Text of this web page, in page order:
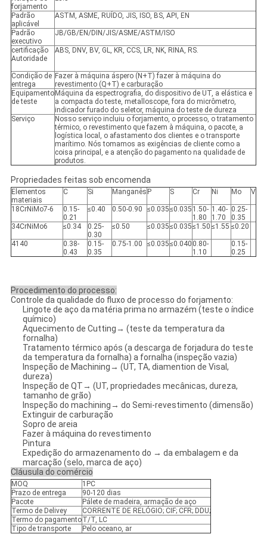
forjamento
Padrão
aplicável
ASTM, ASME, RUÍDO, JIS, ISO, BS, API, EN
Padrão
executivo
JB/GB/EN/DIN/JIS/ASME/ASTM/ISO
certificação
Autoridade
ABS, DNV, BV, GL, KR, CCS, LR, NK, RINA, RS.
Condição de
entrega
Fazer à máquina áspero (N+T) fazer à máquina do
revestimento (Q+T) e carburação
Equipamento
de teste
Máquina da espectrografia, do dispositivo de UT, a elástica e
a compacta do teste, metalloscope, fora do micrômetro,
indicador furado do seletor, máquina do teste de dureza
Serviço
Nosso serviço incluiu o forjamento, o processo, o tratamento
térmico, o revestimento que fazem à máquina, o pacote, a
logística local, o afastamento dos clientes e o transporte
marítimo. Nós tomamos as exigências de cliente como a
coisa principal, e a atenção do pagamento na qualidade de
produtos.
Propriedades feitas sob encomenda
Elementos
materiais
C Si Manganês P S Cr Ni Mo V
18CrNiMo7-6
0.15-
0.21
≤0.40 0.50-0.90 ≤0.035≤0.035 1.50-
1.80
1.40-
1.70
0.25-
0.35
34CrNiMo6
≤0.34
0.25-
0.30
≤0.50 ≤0.035≤0.035≤1.50 ≤1.55 ≤0.20
4140
0.38-
0.43
0.15-
0.35
0.75-1.00 ≤0.035≤0.040 0.80-
1.10
0.15-
0.25
Procedimento do processo:
Controle da qualidade do fluxo de processo do forjamento:
Lingote de aço da matéria prima no armazém (teste o índice
químico)
Aquecimento de Cutting→ (teste da temperatura da
fornalha)
Tratamento térmico após (a descarga de forjadura do teste
da temperatura da fornalha) a fornalha (inspeção vazia)
Inspeção de Machining→ (UT, TA, diamention de Visal,
dureza)
Inspeção de QT→ (UT, propriedades mecânicas, dureza,
tamanho de grão)
Inspeção do machining→ do Semi-revestimento (dimensão)
Extinguir de carburação
Sopro de areia
Fazer à máquina do revestimento
Pintura
Expedição do armazenamento do → da embalagem e da
marcação (selo, marca de aço)
Cláusula do comércio
MOQ
1PC
Prazo de entrega
90-120 dias
Pacote
Pálete de madeira, armação de aço
Termo de Delivey
CORRENTE DE RELÓGIO; CIF; CFR; DDU;
Termo do pagamentoT/T, LC
Tipo de transporte
Pelo oceano, ar